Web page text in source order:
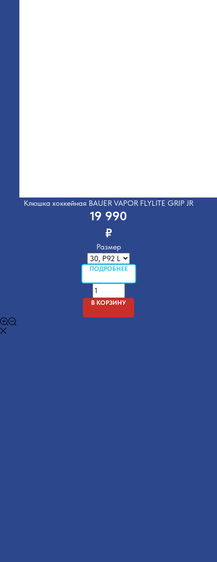
Клюшка хоккейная BAUER VAPOR FLYLITE GRIP JR
19 990
₽
Размер
ПОДРОБНЕЕ
В КОРЗИНУ